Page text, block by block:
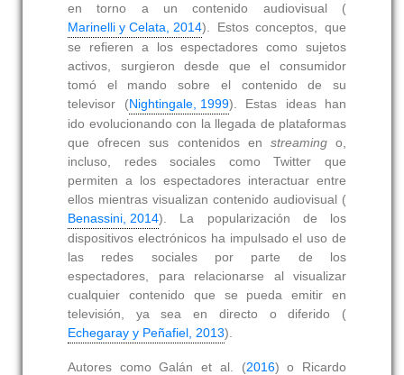
en torno a un contenido audiovisual (
Marinelli y Celata, 2014). Estos conceptos, que
se refieren a los espectadores como sujetos
activos, surgieron desde que el consumidor
tomó el mando sobre el contenido de su
televisor (Nightingale, 1999). Estas ideas han
ido evolucionando con la llegada de plataformas
que ofrecen sus contenidos en streamingo,
incluso, redes sociales como Twitter que
permiten a los espectadores interactuar entre
ellos mientras visualizan contenido audiovisual (
Benassini, 2014). La popularización de los
dispositivos electrónicos ha impulsado el uso de
las redes sociales por parte de los
espectadores, para relacionarse al visualizar
cualquier contenido que se pueda emitir en
televisión, ya sea en directo o diferido (
Echegaray y Peñafiel, 2013).
Autores como Galán et al. (2016) o Ricardo